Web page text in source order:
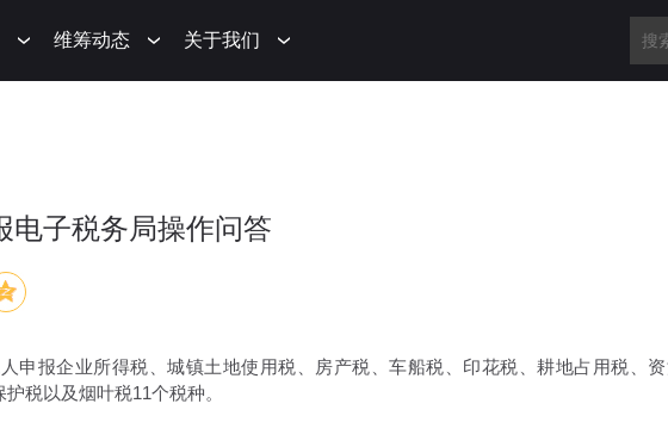
维筹动态 关于我们
电子税务局操作问答
报企业所得税、城镇土地使用税、房产税、车船税、印花税、耕地占用税、
税以及烟叶税11个税种。